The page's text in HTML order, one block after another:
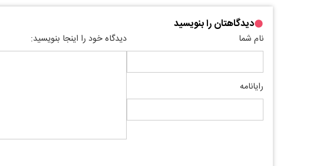
دیدگاهتان را بنویسید
نام شما
رایانامه
دیدگاه خود را اینجا بنویسید: